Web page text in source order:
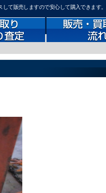
て販売しますので安心して購入できます